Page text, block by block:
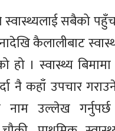
सबैको
कैलालीबाट
हो । स्वास्थ्य
नै कहाँ उपचार
नाम उल्लेख